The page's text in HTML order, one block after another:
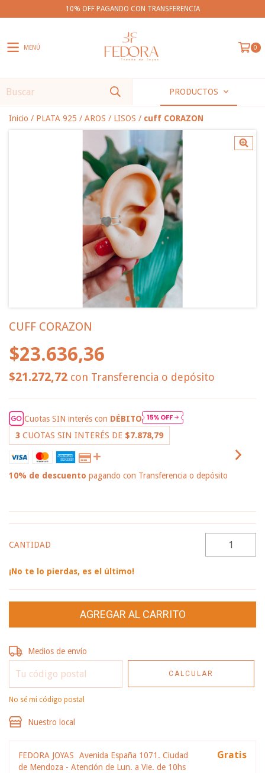
10% OFF PAGANDO CON TRANSFERENCIA
MENÚ 0
PRODUCTOS
Inicio / PLATA 925 / AROS / LISOS / cuff CORAZON
CUFF CORAZON
$23.636,36
$21.272,72 con Transferencia o depósito
Cuotas SIN interés con DÉBITO
3 CUOTAS SIN INTERÉS DE $7.878,79
10% de descuento pagando con Transferencia o depósito
CANTIDAD
¡No te lo pierdas, es el último!
Entregas para el CP:
Medios de envío
CALCULAR
No sé mi código postal
Nuestro local
FEDORA JOYAS
Avenida España 1071. Ciudad
de Mendoza - Atención de Lun. a Vie. de 10hs
Gratis